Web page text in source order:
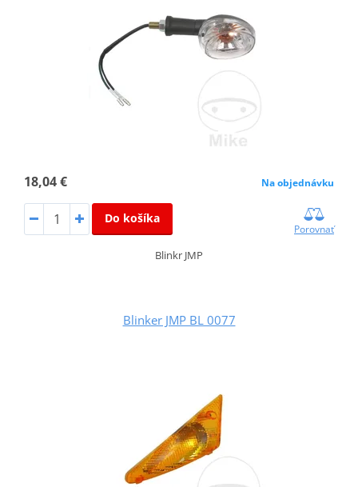
18,04 € Na objednávku
Do košíka
Porovnať
Blinkr JMP
Blinker JMP BL 0077